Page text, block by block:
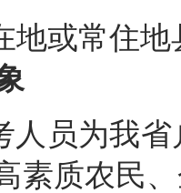
地或常住
人员为我
素质农民